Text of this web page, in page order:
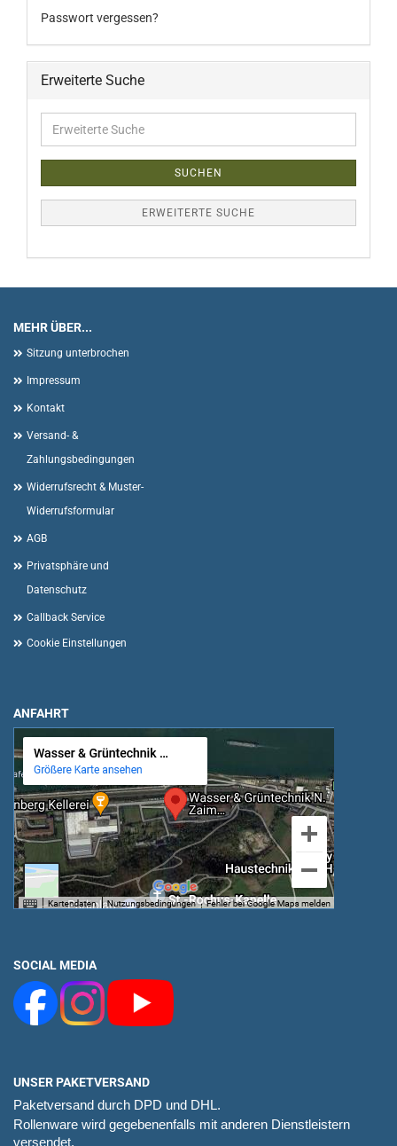
Passwort vergessen?
Erweiterte Suche
Erweiterte
Suche
SUCHEN
ERWEITERTE SUCHE
MEHR ÜBER...
Sitzung unterbrochen
Impressum
Kontakt
Versand- &
Zahlungsbedingungen
Widerrufsrecht & Muster-
Widerrufsformular
AGB
Privatsphäre und
Datenschutz
Callback Service
Cookie Einstellungen
ANFAHRT
SOCIAL MEDIA
UNSER PAKETVERSAND
Paketversand durch DPD und DHL.
Rollenware wird gegebenenfalls mit anderen Dienstleistern
versendet.